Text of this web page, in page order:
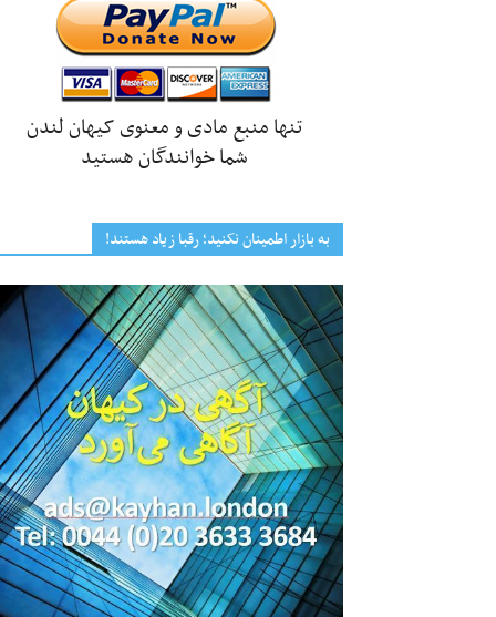
تنها منبع مادی و معنوی کیهان لندن
شما خوانندگان هستید
به بازار اطمینان نکنید؛ رقبا زیاد هستند!